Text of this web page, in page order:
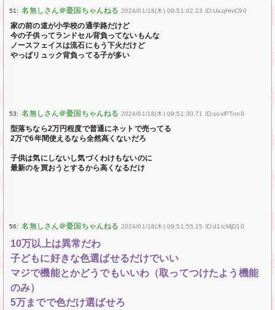
51: 2024/01/18(木) 09:51:02.23 ID:UaqHniC90
家の前の道が小学校の通学路だけど
今の子供ってランドセル背負ってないもんな
ノースフェイスは流石にもう下火だけど
やっぱリュック背負ってる子が多い
53: 2024/01/18(木) 09:51:30.71 ID:soxlPTnn0
型落ちなら2万円程度で普通にネットで売ってる
2万で6年間使えるなら全然高くないだろ
子供は気にしないし気づくわけもないのに
最新のを買おうとするから高くなるだけ
56: 2024/01/18(木) 09:51:55.15 ID:d1IcMjD10
10万以上は異常だわ
子どもに好きな色選ばせるだけでいい
マジで機能とかどうでもいいわ（取ってつけたよう機能
のみ）
5万までで色だけ選ばせろ